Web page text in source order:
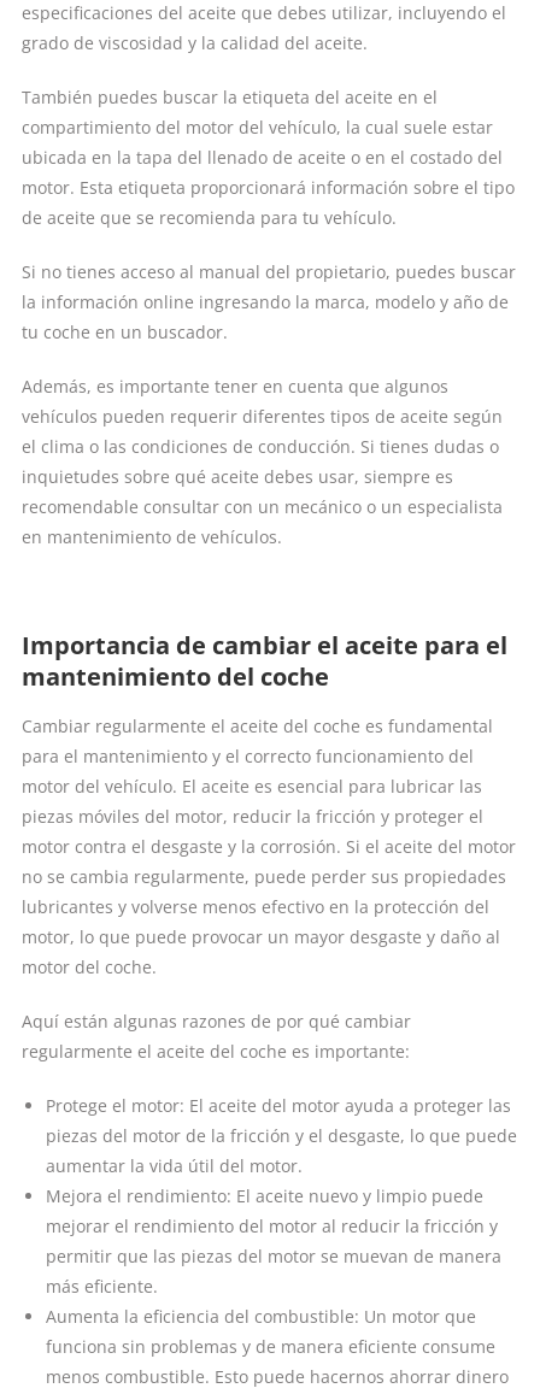
especificaciones del aceite que debes utilizar, incluyendo el
grado de viscosidad y la calidad del aceite.
También puedes buscar la etiqueta del aceite en el
compartimiento del motor del vehículo, la cual suele estar
ubicada en la tapa del llenado de aceite o en el costado del
motor. Esta etiqueta proporcionará información sobre el tipo
de aceite que se recomienda para tu vehículo.
Si no tienes acceso al manual del propietario, puedes buscar
la información online ingresando la marca, modelo y año de
tu coche en un buscador.
Además, es importante tener en cuenta que algunos
vehículos pueden requerir diferentes tipos de aceite según
el clima o las condiciones de conducción. Si tienes dudas o
inquietudes sobre qué aceite debes usar, siempre es
recomendable consultar con un mecánico o un especialista
en mantenimiento de vehículos.
Importancia de cambiar el aceite para el
mantenimiento del coche
Cambiar regularmente el aceite del coche es fundamental
para el mantenimiento y el correcto funcionamiento del
motor del vehículo. El aceite es esencial para lubricar las
piezas móviles del motor, reducir la fricción y proteger el
motor contra el desgaste y la corrosión. Si el aceite del motor
no se cambia regularmente, puede perder sus propiedades
lubricantes y volverse menos efectivo en la protección del
motor, lo que puede provocar un mayor desgaste y daño al
motor del coche.
Aquí están algunas razones de por qué cambiar
regularmente el aceite del coche es importante:
Protege el motor: El aceite del motor ayuda a proteger las
piezas del motor de la fricción y el desgaste, lo que puede
aumentar la vida útil del motor.
Mejora el rendimiento: El aceite nuevo y limpio puede
mejorar el rendimiento del motor al reducir la fricción y
permitir que las piezas del motor se muevan de manera
más eficiente.
Aumenta la eficiencia del combustible: Un motor que
funciona sin problemas y de manera eficiente consume
menos combustible. Esto puede hacernos ahorrar dinero